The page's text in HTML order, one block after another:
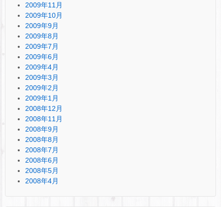
2009年11月
2009年10月
2009年9月
2009年8月
2009年7月
2009年6月
2009年4月
2009年3月
2009年2月
2009年1月
2008年12月
2008年11月
2008年9月
2008年8月
2008年7月
2008年6月
2008年5月
2008年4月